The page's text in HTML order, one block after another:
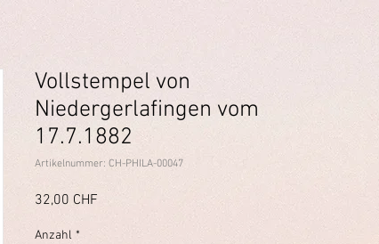
Vollstempel von
Niedergerlafingen vom
17.7.1882
Artikelnummer: CH-PHILA-00047
32,00 CHF
Anzahl *